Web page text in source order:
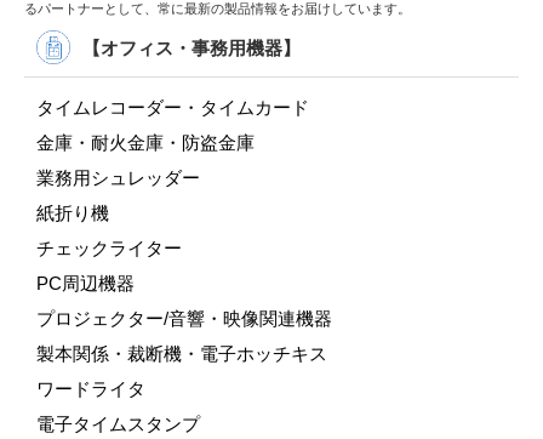
るパートナーとして、常に最新の製品情報をお届けしています。
【オフィス・事務用機器】
タイムレコーダー・タイムカード
金庫・耐火金庫・防盗金庫
業務用シュレッダー
紙折り機
チェックライター
PC周辺機器
プロジェクター/音響・映像関連機器
製本関係・裁断機・電子ホッチキス
ワードライタ
電子タイムスタンプ